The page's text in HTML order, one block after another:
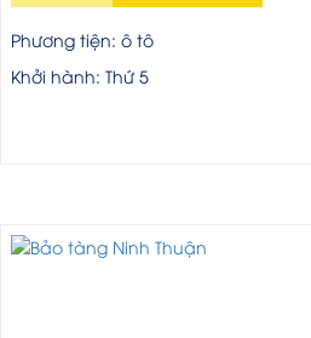
Phương tiện: ô tô
Khởi hành: Thứ 5